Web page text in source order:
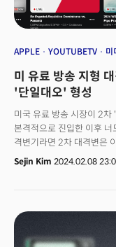
전체 4분의 1가량이 커리
온라인에서 만나 치열한 콘
APPLE YOUTUBETV 미
미 유료 방송 지형
'단일대오' 형성
미국 유료 방송 시장이 2차
본격적으로 진입한 이후
격변기라면 2차 대격변은
구글(유튜브), 애플 등이 '
'단일대오'를 형성하며 맞
Sejin Kim 2024.02.08